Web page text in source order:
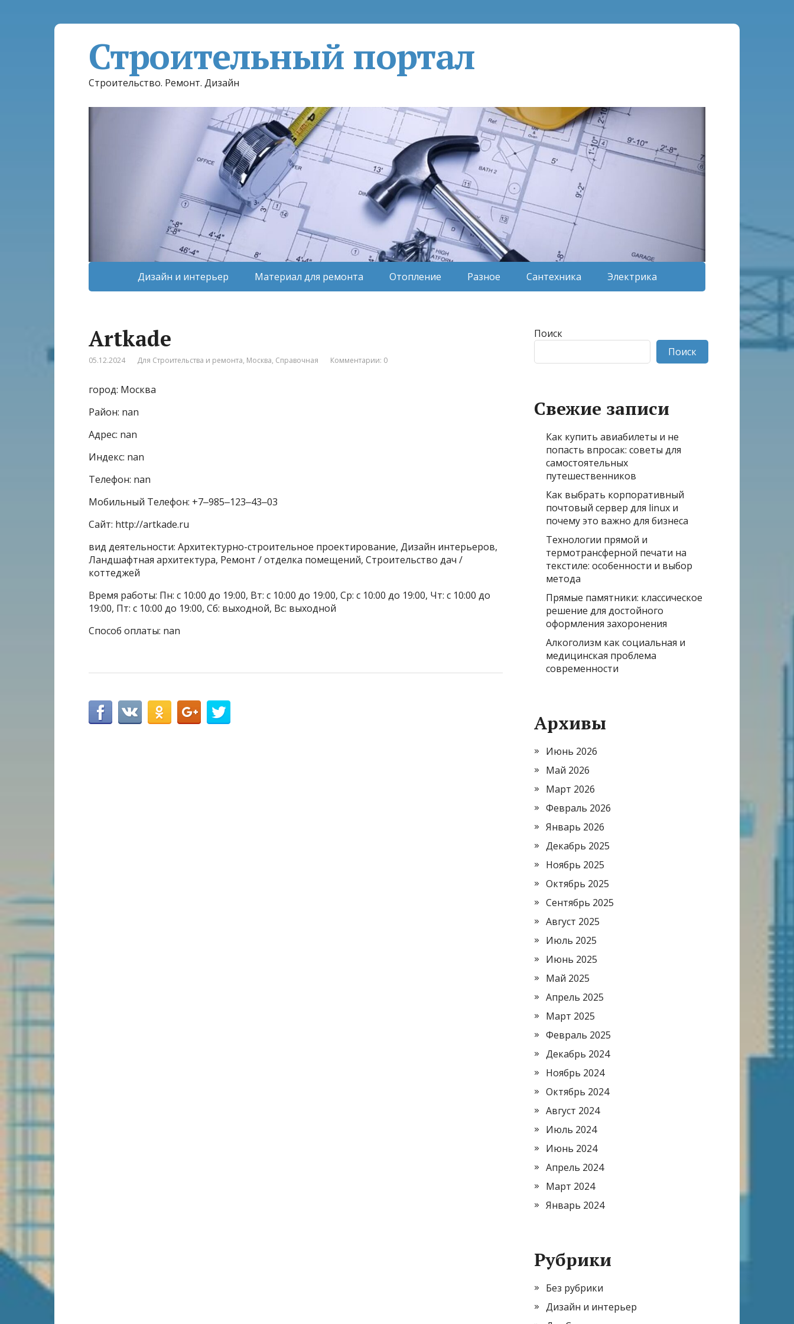
Строительный портал
Строительство. Ремонт. Дизайн
Дизайн и интерьер Материал для ремонта Отопление Разное Сантехника Электрика
Artkade
05.12.2024 Для Строительства и ремонта, Москва, Справочная Комментарии: 0
город: Москва
Район: nan
Адрес: nan
Индекс: nan
Телефон: nan
Мобильный Телефон: +7‒985‒123‒43‒03
Сайт: http://artkade.ru
вид деятельности: Архитектурно-строительное проектирование, Дизайн интерьеров,
Ландшафтная архитектура, Ремонт / отделка помещений, Строительство дач /
коттеджей
Время работы: Пн: с 10:00 до 19:00, Вт: с 10:00 до 19:00, Ср: с 10:00 до 19:00, Чт: с 10:00 до
19:00, Пт: с 10:00 до 19:00, Сб: выходной, Вс: выходной
Способ оплаты: nan
Поиск
Поиск
Свежие записи
Как купить авиабилеты и не
попасть впросак: советы для
самостоятельных
путешественников
Как выбрать корпоративный
почтовый сервер для linux и
почему это важно для бизнеса
Технологии прямой и
термотрансферной печати на
текстиле: особенности и выбор
метода
Прямые памятники: классическое
решение для достойного
оформления захоронения
Алкоголизм как социальная и
медицинская проблема
современности
Архивы
Июнь 2026
Май 2026
Март 2026
Февраль 2026
Январь 2026
Декабрь 2025
Ноябрь 2025
Октябрь 2025
Сентябрь 2025
Август 2025
Июль 2025
Июнь 2025
Май 2025
Апрель 2025
Март 2025
Февраль 2025
Декабрь 2024
Ноябрь 2024
Октябрь 2024
Август 2024
Июль 2024
Июнь 2024
Апрель 2024
Март 2024
Январь 2024
Рубрики
Без рубрики
Дизайн и интерьер